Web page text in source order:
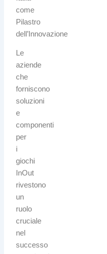
come
Pilastro
dell’Innovazione
Le
aziende
che
forniscono
soluzioni
e
componenti
per
i
giochi
InOut
rivestono
un
ruolo
cruciale
nel
successo